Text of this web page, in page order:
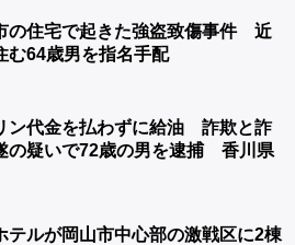
の住宅で起きた強盗致傷事件 近
む64歳男を指名手配
ン代金を払わずに給油 詐欺と詐
の疑いで72歳の男を逮捕 香川県
テルが岡山市中心部の激戦区に2棟